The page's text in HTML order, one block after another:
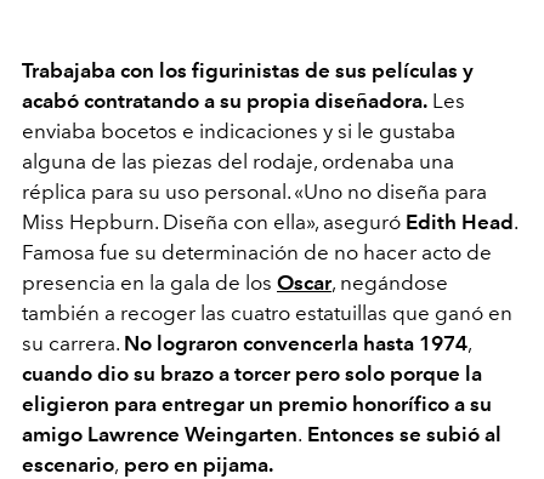
Trabajaba con los figurinistas de sus películas y
acabó contratando a su propia diseñadora. Les
enviaba bocetos e indicaciones y si le gustaba
alguna de las piezas del rodaje, ordenaba una
réplica para su uso personal. «Uno no diseña para
Miss Hepburn. Diseña con ella», aseguró Edith Head.
Famosa fue su determinación de no hacer acto de
presencia en la gala de los Oscar, negándose
también a recoger las cuatro estatuillas que ganó en
su carrera. No lograron convencerla hasta 1974,
cuando dio su brazo a torcer pero solo porque la
eligieron para entregar un premio honorífico a su
amigo Lawrence Weingarten. Entonces se subió al
escenario, pero en pijama.